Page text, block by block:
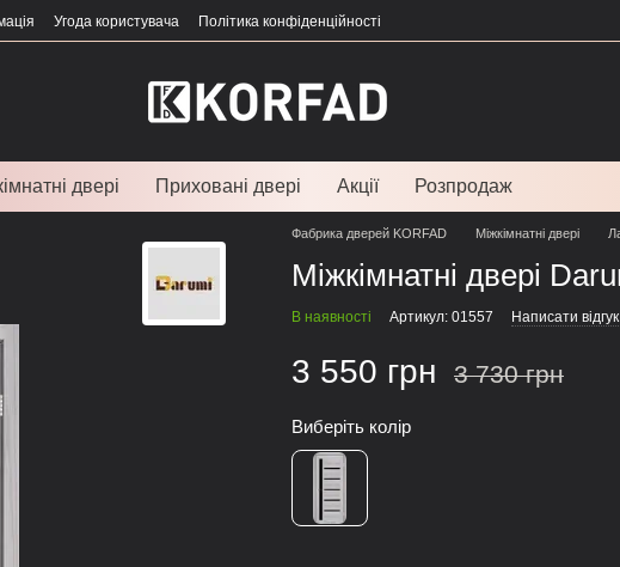
Угода користувача Політика конфіденційності
двері Приховані двері Акції Розпродаж
Фабрика дверей KORFAD Міжкімнатні двері
Міжкімнатні двері
В наявності Артикул: 01557 Написати відгук
3 550 грн 3 730 грн
Виберіть колір